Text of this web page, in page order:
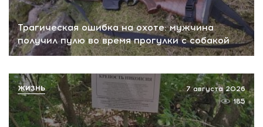
Трагическая ошибка на охоте: мужчина
получил пулю во время прогулки с собакой
7 августа 2026
185
ЖИЗНЬ